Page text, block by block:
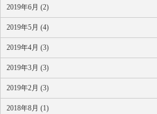
2019年6月 (2)
2019年5月 (4)
2019年4月 (3)
2019年3月 (3)
2019年2月 (3)
2018年8月 (1)